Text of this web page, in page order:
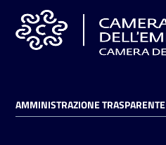
AMMINISTRAZIONE TRASPARENTE